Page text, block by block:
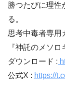
勝つたびに理性
る。
思考中毒者専用
『神託のメソロ
ダウンロード :
公式X : https://